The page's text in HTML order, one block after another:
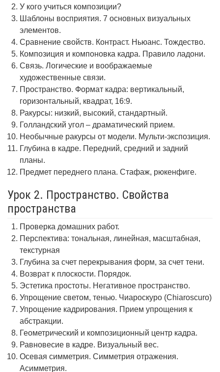
У кого учиться композиции?
Шаблоны восприятия. 7 основных визуальных
элементов.
Сравнение свойств. Контраст. Ньюанс. Тождество.
Композиция и компоновка кадра. Правило ладони.
Связь. Логические и воображаемые
художественные связи.
Пространство. Формат кадра: вертикальный,
горизонтальный, квадрат, 16:9.
Ракурсы: низкий, высокий, стандартный.
Голландский угол – драматический прием.
Необычные ракурсы от модели. Мульти-экспозиция.
Глубина в кадре. Передний, средний и задний
планы.
Предмет переднего плана. Стафаж, рюкенфиге.
Урок 2. Пространство. Свойства
пространства
Проверка домашних работ.
Перспектива: тональная, линейная, масштабная,
текстурная
Глубина за счет перекрывания форм, за счет тени.
Возврат к плоскости. Порядок.
Эстетика простоты. Негативное пространство.
Упрощение светом, тенью. Чиароскуро (Chiaroscuro)
Упрощение кадрирования. Прием упрощения к
абстракции.
Геометрический и композиционный центр кадра.
Равновесие в кадре. Визуальный вес.
Осевая симметрия. Симметрия отражения.
Асимметрия.